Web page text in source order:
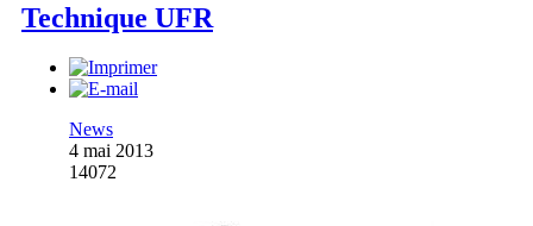
Technique UFR
News
4 mai 2013
14072